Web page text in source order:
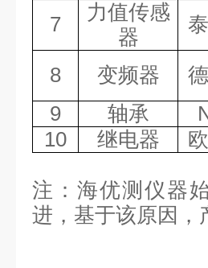
7
力值传感
器
8 变频器
9
轴承
10
继电器
注：海优测仪器
进，基于该原因，